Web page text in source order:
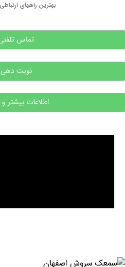
بهترین راههای ارتباطی این دکتر
تماس تلفنی
نوبت دهی
اطلاعات بیشتر و آدرس